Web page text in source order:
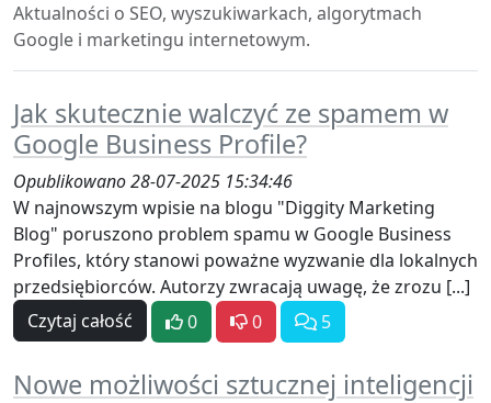
Aktualności o SEO, wyszukiwarkach, algorytmach
Google i marketingu internetowym.
Jak skutecznie walczyć ze spamem w
Google Business Profile?
Opublikowano 28-07-2025 15:34:46
W najnowszym wpisie na blogu "Diggity Marketing
Blog" poruszono problem spamu w Google Business
Profiles, który stanowi poważne wyzwanie dla lokalnych
przedsiębiorców. Autorzy zwracają uwagę, że zrozu [...]
Czytaj całość
0 0 5
Nowe możliwości sztucznej inteligencji